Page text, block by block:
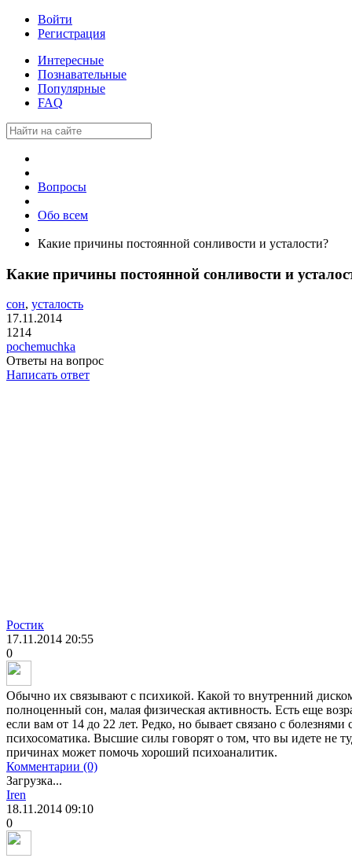
Войти
Регистрация
Интересные
Познавательные
Популярные
FAQ
Вопросы
Обо всем
Какие причины постоянной сонливости и усталости?
Какие причины постоянной сонливости и
сон, усталость
17.11.2014
1214
pochemuchka
Ответы на вопрос
Написать ответ
Ростик
17.11.2014 20:55
0
Обычно их связывают с психикой. Какой то внутренний
полноценный сон, малая физическая активность. Есть еще
если вам от 14 до 22 лет. Редко, но бывает связано с
психосоматика. Высшие силы говорят о том, что вы идете не
причинах может помочь хороший психоаналитик.
Комментарии (0)
Загрузка...
Iren
18.11.2014 09:10
0